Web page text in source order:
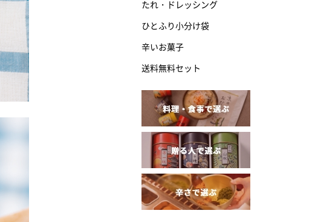
たれ・ドレッシング
ひとふり小分け袋
辛いお菓子
送料無料セット